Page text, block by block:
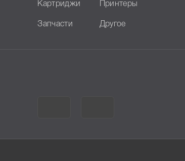
Картриджи Принтеры
Запчасти Другое